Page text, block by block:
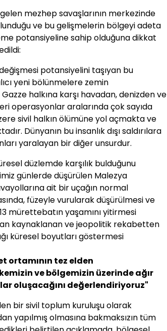
mezhep savaşlarının merkezinde
ve bu gelişmelerin bölgeyi adeta
potansiyeline sahip olduğuna dikkat
değişmesi potansiyelini taşıyan bu
yeni bölünmelere zemin
halkına karşı havadan, denizden ve
operasyonlar aralarında çok sayıda
sivil halkın ölümüne yol açmakta ve
Dünyanın bu insanlık dışı saldırılara
yaralayan bir diğer unsurdur.
düzlemde karşılık bulduğunu
günlerde düşürülen Malezya
ait bir uçağın normal
füzeyle vurularak düşürülmesi ve
mürettebatın yaşamını yitirmesi
kaynaklanan ve jeopolitik rekabetten
küresel boyutları göstermesi
ortamının tez elden
ve bölgemizin üzerinde ağır
oluşacağını değerlendiriyoruz"
bir sivil toplum kuruluşu olarak
yapılmış olmasına bakmaksızın tüm